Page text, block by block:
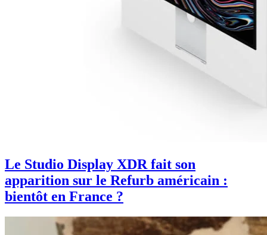
Le Studio Display XDR fait son
apparition sur le Refurb américain :
bientôt en France ?